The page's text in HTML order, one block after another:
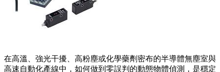
在高溫、強光干擾、高粉塵或化學藥劑密布的半導體無塵室與
高速自動化產線中，如何做到零誤判的動態物體偵測，是穩定